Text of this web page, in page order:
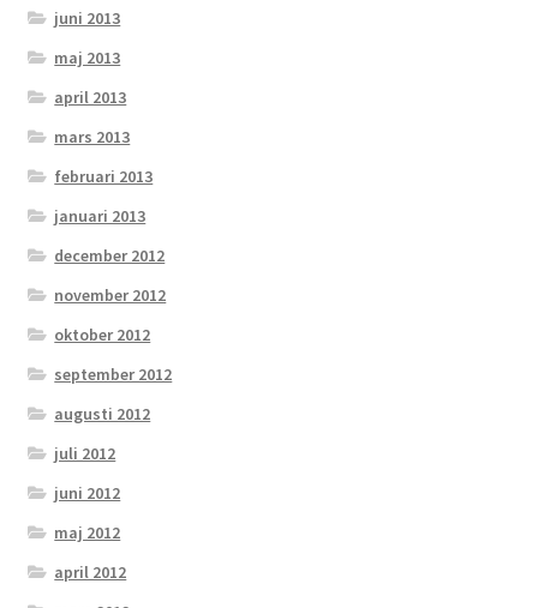
juni 2013
maj 2013
april 2013
mars 2013
februari 2013
januari 2013
december 2012
november 2012
oktober 2012
september 2012
augusti 2012
juli 2012
juni 2012
maj 2012
april 2012